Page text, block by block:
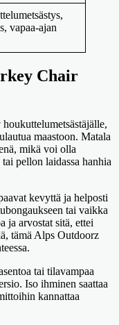
vapaa-ajan
Chair
maastoon. Matala
mikä voi olla
pellon laidassa hanhia
kevyttä ja helposti
tai vaikka
ja arvostat sitä, ettei
tämä Alps Outdoorz
tai tilavampaa
Iso ihminen saattaa
kannattaa